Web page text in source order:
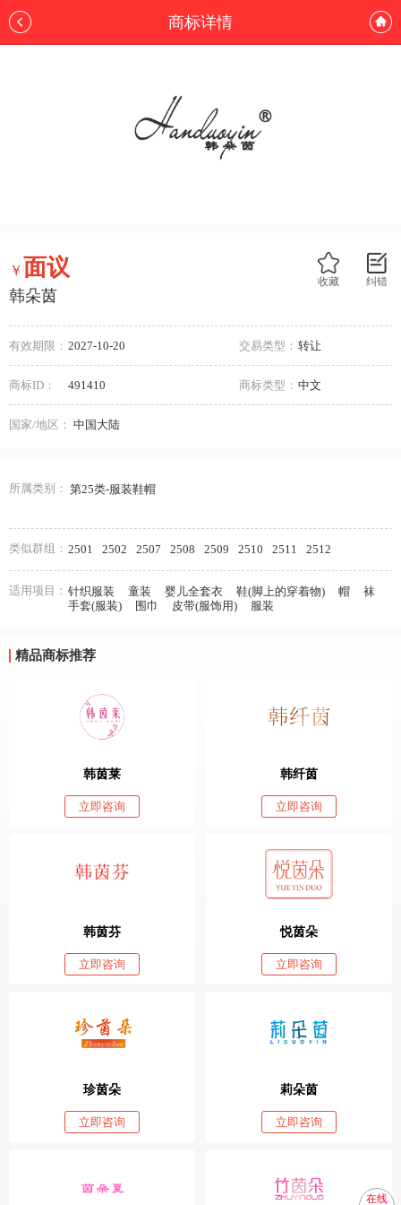
商标详情
纠错
收藏
￥面议
韩朵茵
有效期限： 2027-10-20 交易类型： 转让
商标ID： 491410 商标类型： 中文
国家/地区： 中国大陆
所属类别： 第25类-服装鞋帽
类似群组： 2501 2502 2507 2508 2509 2510 2511 2512
适用项目： 针织服装 童装 婴儿全套衣 鞋(脚上的穿着物) 帽
袜
手套(服装)
围巾 皮带(服饰用) 服装
精品商标推荐
韩茵莱
立即咨询
韩纤茵
立即咨询
韩茵芬
立即咨询
悦茵朵
立即咨询
珍茵朵
立即咨询
莉朵茵
立即咨询
在线